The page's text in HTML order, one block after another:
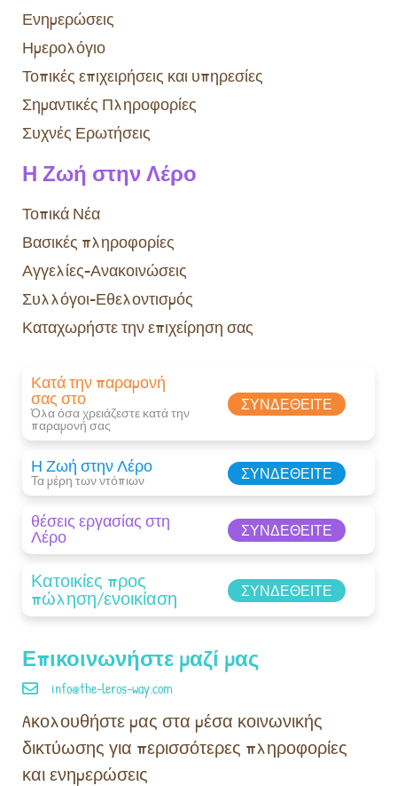
Επικοινωνήστε μαζί μας
info@the-leros-way.com
Aκολουθήστε μας στα μέσα κοινωνικής
δικτύωσης για περισσότερες πληροφορίες
και ενημερώσεις
Ενημερώσεις
Ημερολόγιο
Τοπικές επιχειρήσεις και υπηρεσίες
Σημαντικές Πληροφορίες
Συχνές Ερωτήσεις
Η Ζωή στην Λέρο
Τοπικά Νέα
Βασικές πληροφορίες
Αγγελίες-Ανακοινώσεις
Συλλόγοι-Εθελοντισμός
Καταχωρήστε την επιχείρηση σας
Κατά την παραμονή
σας στο
Όλα όσα χρειάζεστε κατά την
παραμονή σας​
ΣΥΝΔΕΘΕΊΤΕ
Η Ζωή στην Λέρο
Τα μέρη των ντόπιων ΣΥΝΔΕΘΕΊΤΕ
θέσεις εργασίας στη
Λέρο ΣΥΝΔΕΘΕΊΤΕ
Κατοικίες προς
πώληση/ενοικίαση ΣΥΝΔΕΘΕΊΤΕ